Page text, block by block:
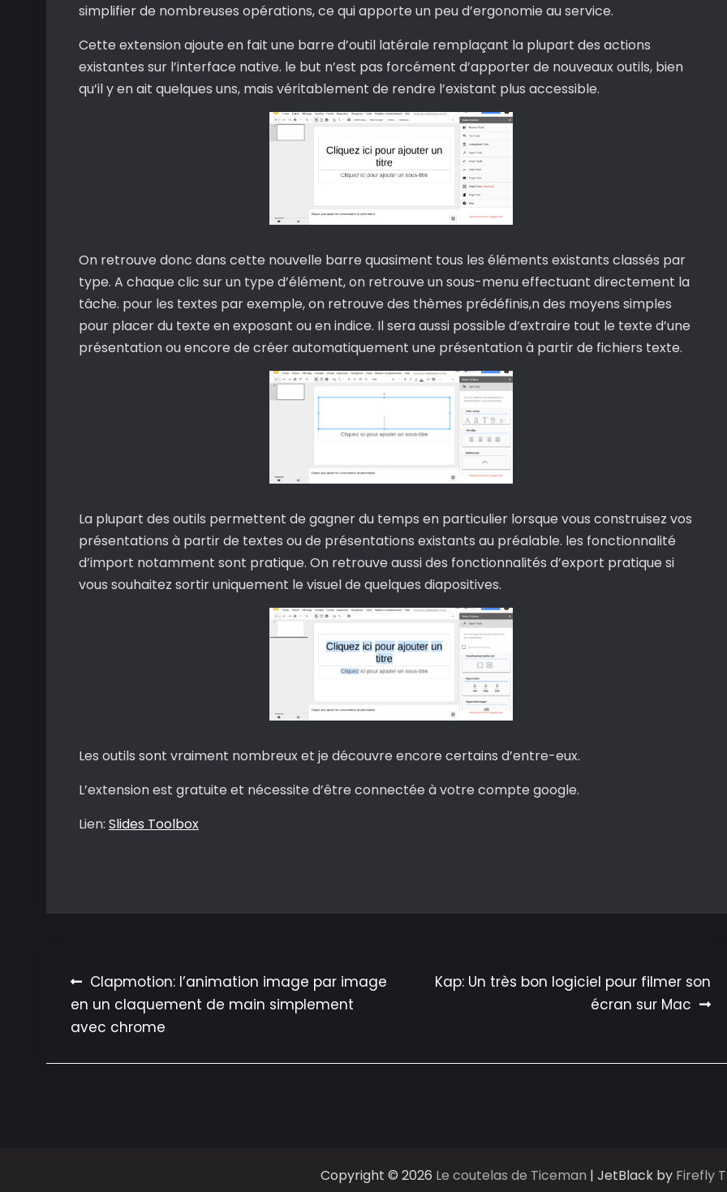
simplifier de nombreuses opérations, ce qui apporte un peu d’ergonomie au service.
Cette extension ajoute en fait une barre d’outil latérale remplaçant la plupart des actions
existantes sur l’interface native. le but n’est pas forcément d’apporter de nouveaux outils, bien
qu’il y en ait quelques uns, mais véritablement de rendre l’existant plus accessible.
On retrouve donc dans cette nouvelle barre quasiment tous les éléments existants classés par
type. A chaque clic sur un type d’élément, on retrouve un sous-menu effectuant directement la
tâche. pour les textes par exemple, on retrouve des thèmes prédéfinis,n des moyens simples
pour placer du texte en exposant ou en indice. Il sera aussi possible d’extraire tout le texte d’une
présentation ou encore de créer automatiquement une présentation à partir de fichiers texte.
La plupart des outils permettent de gagner du temps en particulier lorsque vous construisez vos
présentations à partir de textes ou de présentations existants au préalable. les fonctionnalité
d’import notamment sont pratique. On retrouve aussi des fonctionnalités d’export pratique si
vous souhaitez sortir uniquement le visuel de quelques diapositives.
Les outils sont vraiment nombreux et je découvre encore certains d’entre-eux.
L’extension est gratuite et nécessite d’être connectée à votre compte google.
Lien: Slides Toolbox
Navigation
de
Clapmotion: l’animation image par image
en un claquement de main simplement
avec chrome
Kap: Un très bon logiciel pour filmer son
écran sur Mac
Copyright © 2026 Le coutelas de Ticeman | JetBlack by Firefly